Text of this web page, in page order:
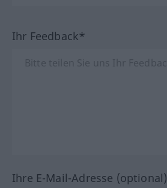
Ihr Feedback*
Ihre E-Mail-Adresse (optional)